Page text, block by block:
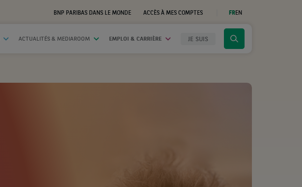
BNP PARIBAS DANS LE MONDE
ACCÈS À MES COMPTES
DANS
UN
FREN
ACTUALITÉS & MEDIAROOM EMPLOI & CARRIÈRE JE SUIS
Cliquer
moteur